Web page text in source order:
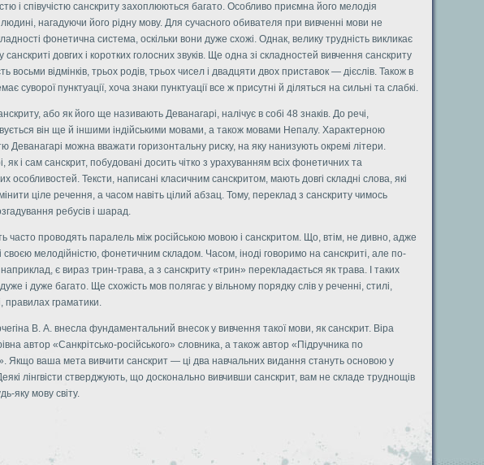
і співучістю санскриту захоплюються багато. Особливо приємна його мелодія
людині, нагадуючи його рідну мову. Для сучасного обивателя при вивченні мови не
фонетична система, оскільки вони дуже схожі. Однак, велику трудність викликає
санскриті довгих і коротких голосних звуків. Ще одна зі складностей вивчення санскриту
восьми відмінків, трьох родів, трьох чисел і двадцяти двох приставок — дієслів. Також в
суворої пунктуації, хоча знаки пунктуації все ж присутні й діляться на сильні та слабкі.
або як його ще називають Деванагарі, налічує в собі 48 знаків. До речі,
він ще й іншими індійськими мовами, а також мовами Непалу. Характерною
Деванагарі можна вважати горизонтальну риску, на яку нанизують окремі літери.
як і сам санскрит, побудовані досить чітко з урахуванням всіх фонетичних та
особливостей. Тексти, написані класичним санскритом, мають довгі складні слова, які
ціле речення, а часом навіть цілий абзац. Тому, переклад з санскриту чимось
ребусів і шарад.
часто проводять паралель між російською мовою і санскритом. Що, втім, не дивно, адже
своєю мелодійністю, фонетичним складом. Часом, іноді говоримо на санскриті, але по-
наприклад, є вираз трин-трава, а з санскриту «трин» перекладається як трава. І таких
і дуже багато. Ще схожість мов полягає у вільному порядку слів у реченні, стилі,
правилах граматики.
В. А. внесла фундаментальний внесок у вивчення такої мови, як санскрит. Віра
автор «Санкрітсько-російського» словника, а також автор «Підручника по
Якщо ваша мета вивчити санскрит — ці два навчальних видання стануть основою у
лінгвісти стверджують, що досконально вивчивши санскрит, вам не складе труднощів
яку мову світу.